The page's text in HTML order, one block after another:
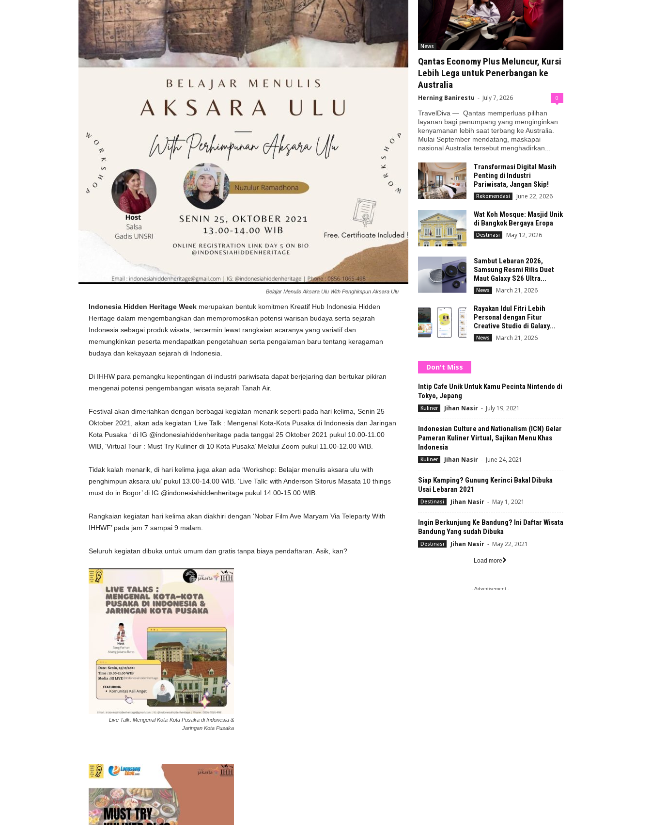
Belajar Menulis Aksara Ulu With Penghimpun Aksara Ulu
Indonesia Hidden Heritage Weekmerupakan bentuk komitmen Kreatif Hub Indonesia Hidden
Heritage dalam mengembangkan dan mempromosikan potensi warisan budaya serta sejarah
Indonesia sebagai produk wisata, tercermin lewat rangkaian acaranya yang variatif dan
memungkinkan peserta mendapatkan pengetahuan serta pengalaman baru tentang keragaman
budaya dan kekayaan sejarah di Indonesia.
Di IHHW para pemangku kepentingan di industri pariwisata dapat berjejaring dan bertukar pikiran
mengenai potensi pengembangan wisata sejarah Tanah Air.
Festival akan dimeriahkan dengan berbagai kegiatan menarik seperti pada hari kelima, Senin 25
Oktober 2021, akan ada kegiatan ‘Live Talk : Mengenal Kota-Kota Pusaka di Indonesia dan Jaringan
Kota Pusaka ‘ di IG @indonesiahiddenheritage pada tanggal 25 Oktober 2021 pukul 10.00-11.00
WIB, ‘Virtual Tour : Must Try Kuliner di 10 Kota Pusaka’ Melalui Zoom pukul 11.00-12.00 WIB.
Tidak kalah menarik, di hari kelima juga akan ada ‘Workshop: Belajar menulis aksara ulu with
penghimpun aksara ulu’ pukul 13.00-14.00 WIB. ‘Live Talk: with Anderson Sitorus Masata 10 things
must do in Bogor’ di IG @indonesiahiddenheritage pukul 14.00-15.00 WIB.
Rangkaian kegiatan hari kelima akan diakhiri dengan ‘Nobar Film Ave Maryam Via Teleparty With
IHHWF’ pada jam 7 sampai 9 malam.
Seluruh kegiatan dibuka untuk umum dan gratis tanpa biaya pendaftaran. Asik, kan?
Live Talk: Mengenal Kota-Kota Pusaka di Indonesia &
Jaringan Kota Pusaka
News
Qantas Economy Plus Meluncur, Kursi
Lebih Lega untuk Penerbangan ke
Australia
Herning Banirestu - July 7, 2026 0
TravelDiva — Qantas memperluas pilihan
layanan bagi penumpang yang menginginkan
kenyamanan lebih saat terbang ke Australia.
Mulai September mendatang, maskapai
nasional Australia tersebut menghadirkan...
Transformasi Digital Masih
Penting di Industri
Pariwisata, Jangan Skip!
Rekomendasi June 22, 2026
Wat Koh Mosque: Masjid Unik
di Bangkok Bergaya Eropa
Destinasi May 12, 2026
Sambut Lebaran 2026,
Samsung Resmi Rilis Duet
Maut Galaxy S26 Ultra...
News March 21, 2026
Rayakan Idul Fitri Lebih
Personal dengan Fitur
Creative Studio di Galaxy...
News March 21, 2026
Don't Miss
Intip Cafe Unik Untuk Kamu Pecinta Nintendo di
Tokyo, Jepang
Kuliner Jihan Nasir - July 19, 2021
Indonesian Culture and Nationalism (ICN) Gelar
Pameran Kuliner Virtual, Sajikan Menu Khas
Indonesia
Kuliner Jihan Nasir - June 24, 2021
Siap Kamping? Gunung Kerinci Bakal Dibuka
Usai Lebaran 2021
Destinasi Jihan Nasir - May 1, 2021
Ingin Berkunjung Ke Bandung? Ini Daftar Wisata
Bandung Yang sudah Dibuka
Destinasi Jihan Nasir - May 22, 2021
Load more
- Advertisement -